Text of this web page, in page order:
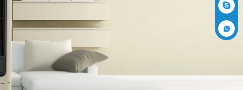
91-2353
3555
siboly@s
iboly.co
evaporat
er
5951777